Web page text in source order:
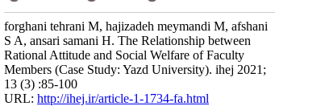
forghani tehrani M, hajizadeh meymandi M, afshani
S A, ansari samani H. The Relationship between
Rational Attitude and Social Welfare of Faculty
Members (Case Study: Yazd University). ihej 2021;
13 (3) :85-100
URL: http://ihej.ir/article-1-1734-fa.html